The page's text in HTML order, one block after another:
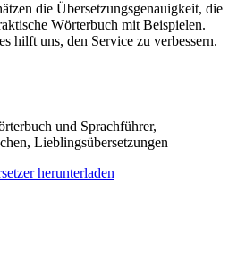
die Übersetzungsgenauigkeit, die
Wörterbuch mit Beispielen.
hilft uns, den Service zu verbessern.
und Sprachführer,
Lieblingsübersetzungen